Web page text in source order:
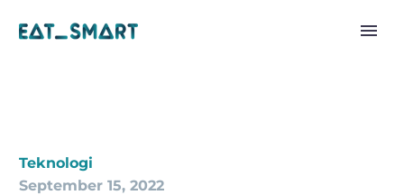
Teknologi
September 15, 2022